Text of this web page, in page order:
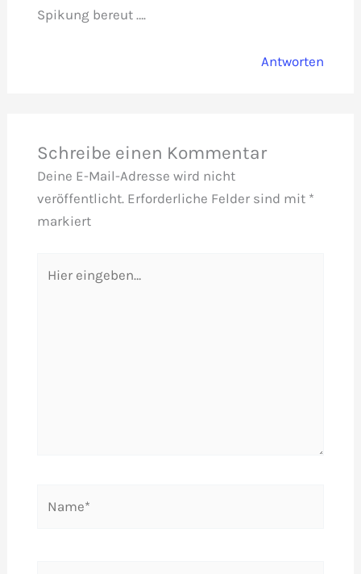
Spikung bereut ….
Antworten
Schreibe einen Kommentar
Deine E-Mail-Adresse wird nicht
veröffentlicht. Erforderliche Felder sind mit *
markiert
eingeben…